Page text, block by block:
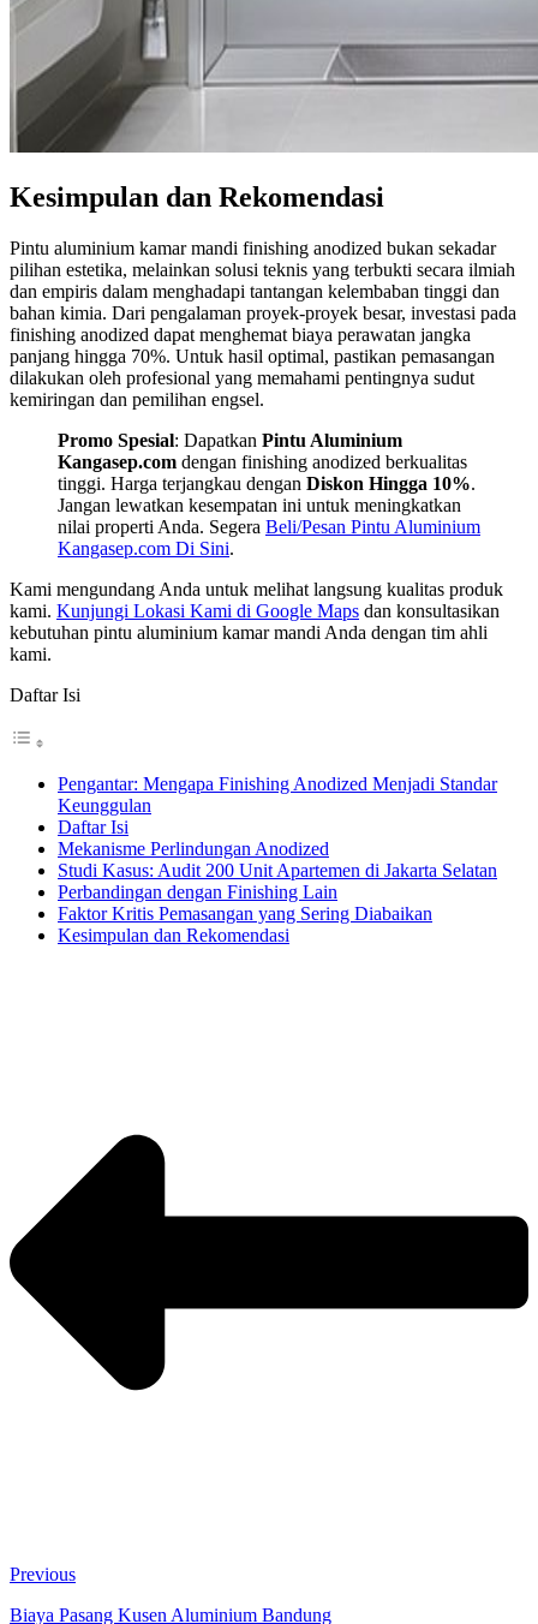
Kesimpulan dan Rekomendasi
Pintu aluminium kamar mandi finishing anodized bukan sekadar
pilihan estetika, melainkan solusi teknis yang terbukti secara ilmiah
dan empiris dalam menghadapi tantangan kelembaban tinggi dan
bahan kimia. Dari pengalaman proyek-proyek besar, investasi pada
finishing anodized dapat menghemat biaya perawatan jangka
panjang hingga 70%. Untuk hasil optimal, pastikan pemasangan
dilakukan oleh profesional yang memahami pentingnya sudut
kemiringan dan pemilihan engsel.
Promo Spesial: Dapatkan Pintu Aluminium
Kangasep.com dengan finishing anodized berkualitas
tinggi. Harga terjangkau dengan Diskon Hingga 10%.
Jangan lewatkan kesempatan ini untuk meningkatkan
nilai properti Anda. Segera Beli/Pesan Pintu Aluminium
Kangasep.com Di Sini.
Kami mengundang Anda untuk melihat langsung kualitas produk
kami. Kunjungi Lokasi Kami di Google Maps dan konsultasikan
kebutuhan pintu aluminium kamar mandi Anda dengan tim ahli
kami.
Daftar Isi
Pengantar: Mengapa Finishing Anodized Menjadi Standar
Keunggulan
Daftar Isi
Mekanisme Perlindungan Anodized
Studi Kasus: Audit 200 Unit Apartemen di Jakarta Selatan
Perbandingan dengan Finishing Lain
Faktor Kritis Pemasangan yang Sering Diabaikan
Kesimpulan dan Rekomendasi
Previous
Biaya Pasang Kusen Aluminium Bandung